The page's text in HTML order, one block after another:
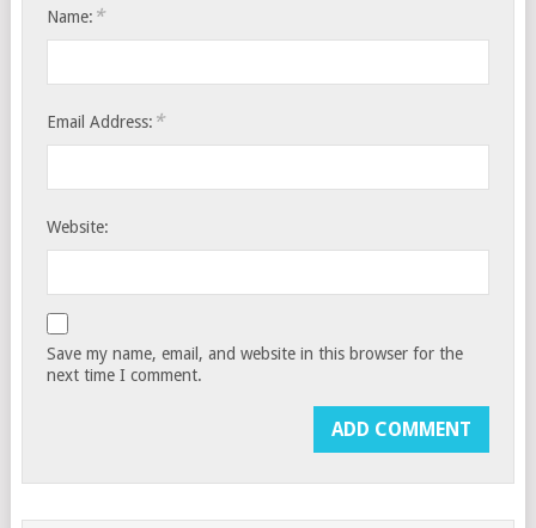
Name: *
Email Address: *
Website:
Save my name, email, and website in this browser for the
next time I comment.